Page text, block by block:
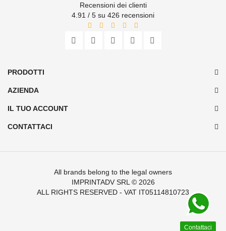
Recensioni dei clienti
4.91 / 5 su 426 recensioni
PRODOTTI
AZIENDA
IL TUO ACCOUNT
CONTATTACI
Contattaci
All brands belong to the legal owners
IMPRINTADV SRL © 2026
ALL RIGHTS RESERVED - VAT IT05114810723